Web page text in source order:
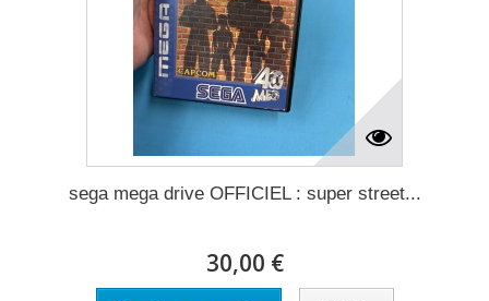
sega mega drive OFFICIEL : super street...
30,00 €